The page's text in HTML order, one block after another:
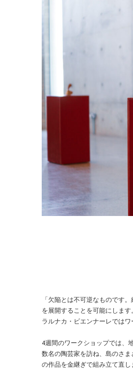
「欠陥とは不可逆なものです
を展開することを可能にしま
ラルナカ・ビエンナーレではワ
4週間のワークショップでは、
数名の陶芸家を訪ね、島のさ
の作品を金継ぎで組み立て直し